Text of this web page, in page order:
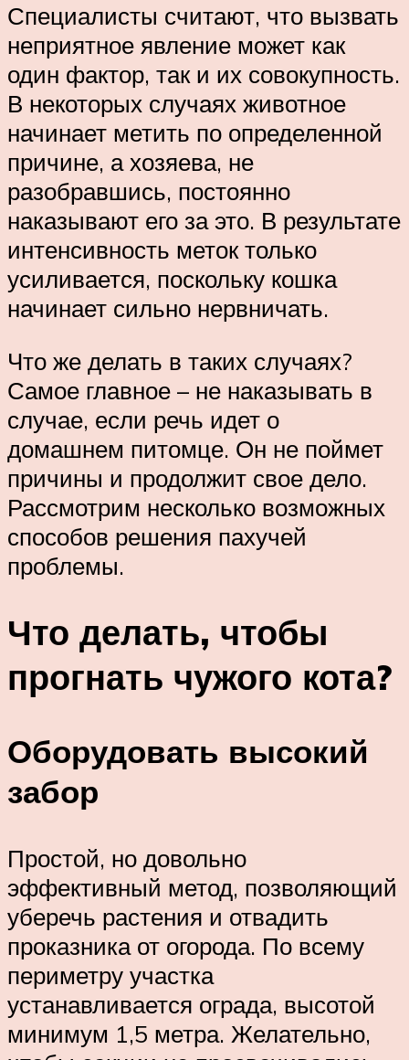
Специалисты считают, что вызвать
неприятное явление может как
один фактор, так и их совокупность.
В некоторых случаях животное
начинает метить по определенной
причине, а хозяева, не
разобравшись, постоянно
наказывают его за это. В результате
интенсивность меток только
усиливается, поскольку кошка
начинает сильно нервничать.
Что же делать в таких случаях?
Самое главное – не наказывать в
случае, если речь идет о
домашнем питомце. Он не поймет
причины и продолжит свое дело.
Рассмотрим несколько возможных
способов решения пахучей
проблемы.
Что делать, чтобы
прогнать чужого кота?
Оборудовать высокий
забор
Простой, но довольно
эффективный метод, позволяющий
уберечь растения и отвадить
проказника от огорода. По всему
периметру участка
устанавливается ограда, высотой
минимум 1,5 метра. Желательно,